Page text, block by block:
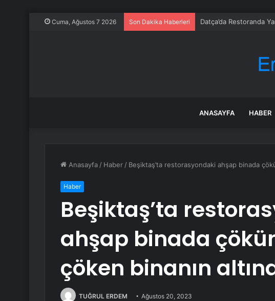
Cuma, Ağustos 7 2026 Son Dakika Haberleri Datça’da Restoranda
ANASAYFA HABER
Anasayfa / Haber / Beşiktaş’ta restorasyondaki ahşap binada
Haber
Beşiktaş’ta
ahşap binada
çöken binanın
TUĞRUL ERDEM Ağustos 20, 2023